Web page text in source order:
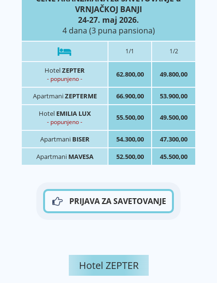
VRNJAČKOJ BANJI
24-27. maj 2026.
4 dana (3 puna pansiona)
1/1 1/2
HotelZEPTER
- popunjeno -
62.800,00 49.800,00
ApartmaniZEPTERME 66.900,00
53.900,00
Hotel EMILIA LUX
- popunjeno -
55.500,00 49.500,00
Apartmani BISER 54.300,00
47.300,00
Apartmani MAVESA 52.500,00 45.500,00
PRIJAVA ZA SAVETOVANJE
Hotel ZEPTER